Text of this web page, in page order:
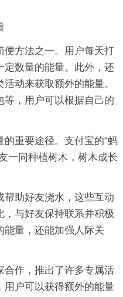
便方法之一。用户每天打
定数量的能量。此外，还
动来获取额外的能量。
，用户可以根据自己的
重要途径。支付宝的“蚂
一同种植树木，树木成长
帮助好友浇水，这些互动
与好友保持联系并积极
能量，还能加强人际关
合作，推出了许多专属活
用户可以获得额外的能量